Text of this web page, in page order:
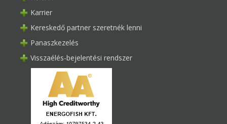
Karrier
Kereskedő partner szeretnék lenni
Panaszkezelés
Visszaélés-bejelentési rendszer